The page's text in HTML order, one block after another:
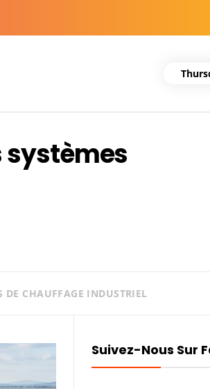
systèmes
DE CHAUFFAGE INDUSTRIEL
Suivez-Nous Sur